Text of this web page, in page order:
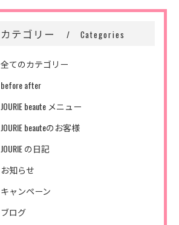
カテゴリー Categories
全てのカテゴリー
before after
JOURIE beaute メニュー
JOURIE beauteのお客様
JOURIE の日記
お知らせ
キャンペーン
ブログ